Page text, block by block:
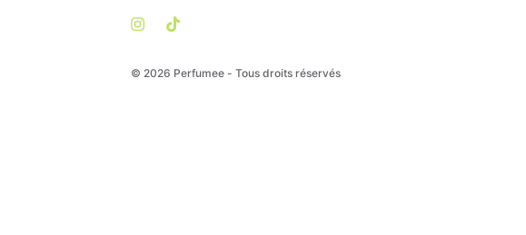
© 2026 Perfumee - Tous droits réservés